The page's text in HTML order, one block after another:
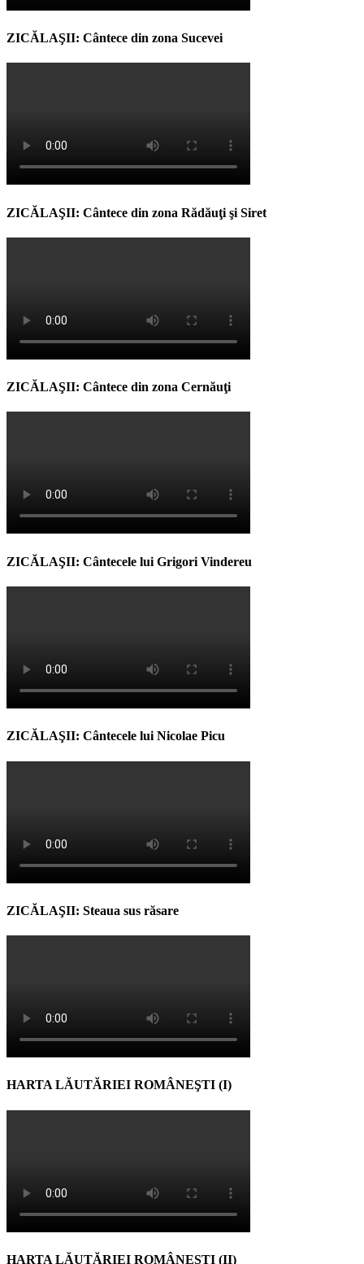
ZICĂLAŞII: Cântece din zona Sucevei
ZICĂLAŞII: Cântece din zona Rădăuţi şi Siret
ZICĂLAŞII: Cântece din zona Cernăuţi
ZICĂLAŞII: Cântecele lui Grigori Vindereu
ZICĂLAŞII: Cântecele lui Nicolae Picu
ZICĂLAŞII: Steaua sus răsare
HARTA LĂUTĂRIEI ROMÂNEŞTI (I)
HARTA LĂUTĂRIEI ROMÂNEŞTI (II)